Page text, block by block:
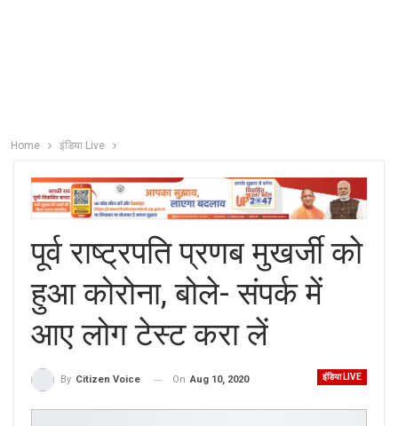
Home इंडिया Live
पूर्व राष्ट्रपति प्रणब मुखर्जी को
हुआ कोरोना, बोले- संपर्क में
आए लोग टेस्ट करा लें
इंडिया LIVE
By Citizen Voice On Aug 10, 2020